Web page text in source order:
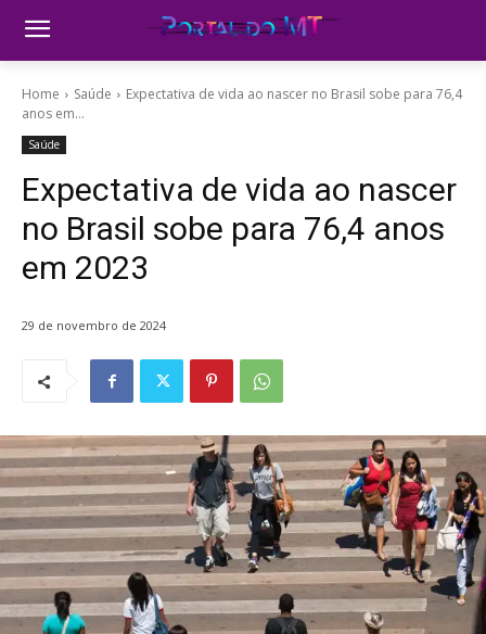
Home Saúde
Expectativa de vida ao nascer no Brasil sobe para 76,4
anos em...
Saúde
Expectativa de vida ao nascer
no Brasil sobe para 76,4 anos
em 2023
29 de novembro de 2024